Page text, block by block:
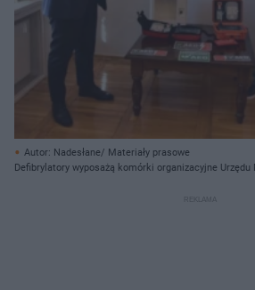
Autor: Nadesłane/ Materiały prasowe
Defibrylatory wyposażą komórki organizacyjne